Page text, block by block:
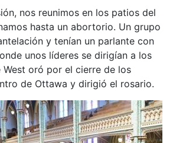
nos reunimos en los patios del
hasta un abortorio. Un grupo
y tenían un parlante con
unos líderes se dirigían a los
West oró por el cierre de los
de Ottawa y dirigió el rosario.